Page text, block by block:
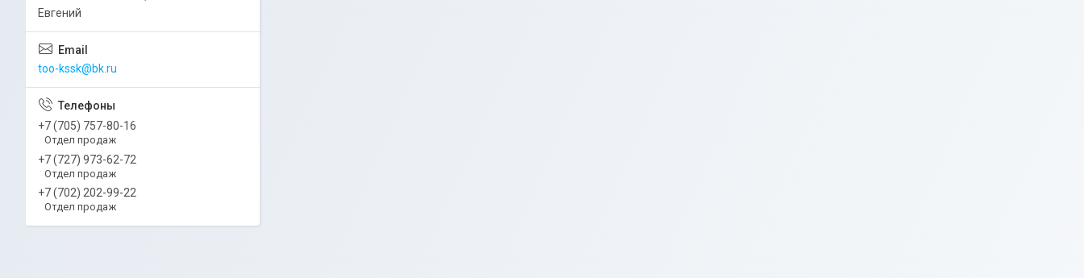
Евгений
too-kssk@bk.ru
+7 (705) 757-80-16
Отдел продаж
+7 (727) 973-62-72
Отдел продаж
+7 (702) 202-99-22
Отдел продаж